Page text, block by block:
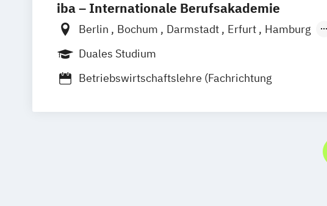
iba – Internationale Berufsakademie
Berlin Bochum Darmstadt Erfurt
Hamburg
Heidelberg
Duales Studium
Betriebswirtschaftslehre (Fachrichtung
Betriebswirtschaftslehre (Fachrichtung Hotel- und